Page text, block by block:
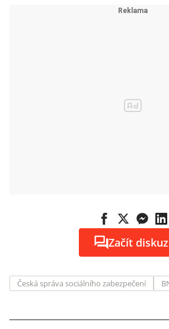
Začít
Česká správa sociálního zabezpečení